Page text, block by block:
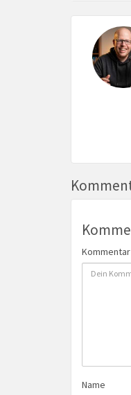
Kommentar
Name